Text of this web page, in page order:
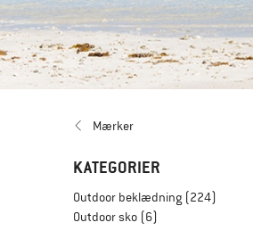
Mærker
KATEGORIER
Outdoor beklædning (224)
Outdoor sko (6)